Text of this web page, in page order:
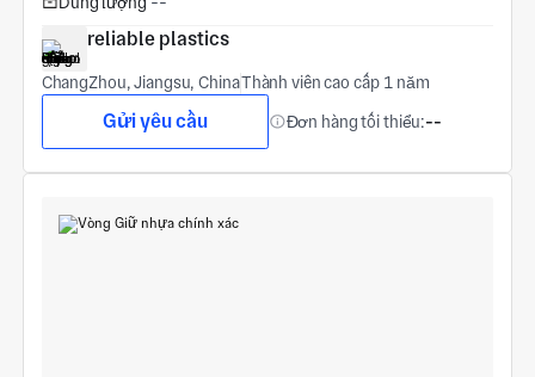
reliable plastics
ChangZhou, Jiangsu, ChinaThành viên cao cấp 1 năm
Gửi yêu cầu Đơn hàng tối thiểu:--